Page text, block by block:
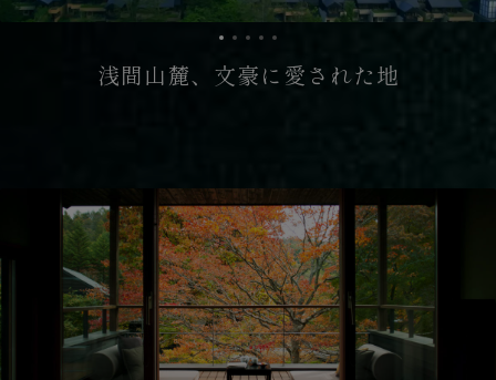
浅間山麓、文豪に愛された地